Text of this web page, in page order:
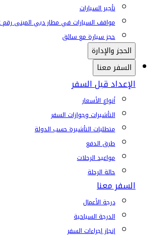
تأجير السيارات
مواقف السيارات في مطار دبي المبنى رقم 2
حجز سيارة مع سائق
الحجز والإدارة
السفر معنا
الإعداد قبل السفر
أنواع الأسعار
التأشيرات وجوازات السفر
متطلبات التأشيرة حسب الدولة
طرق الدفع
مواعيد الرحلات
حالة الرحلة
السفر معنا
درجة الأعمال
الدرجة السياحية
إنجاز إجراءات السفر